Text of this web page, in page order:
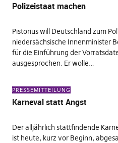
Polizeistaat machen
Pistorius will Deutschland zum
niedersächsische Innenminister
für die Einführung der
ausgesprochen. Er wolle…
PRESSEMITTEILUNG
Karneval statt Angst
Der alljährlich stattfindende
ist heute, kurz vor Beginn,